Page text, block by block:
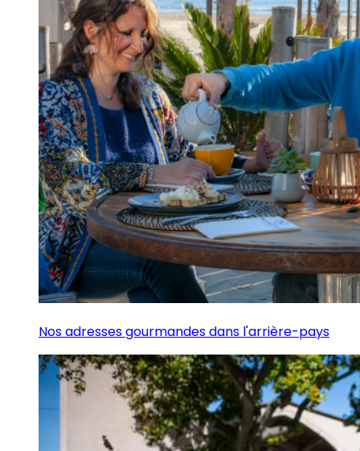
Nos adresses gourmandes dans l'arrière-pays